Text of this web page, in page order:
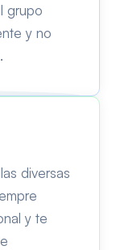
grupo
y no
diversas
y te